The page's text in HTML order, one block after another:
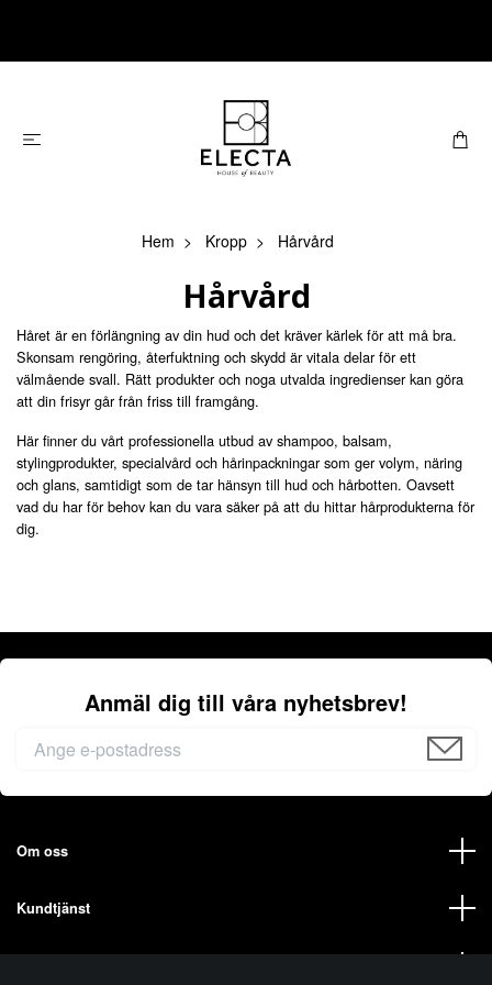
Hem Kropp Hårvård
Hårvård
Håret är en förlängning av din hud och det kräver kärlek för att må bra.
Skonsam rengöring, återfuktning och skydd är vitala delar för ett
välmående svall. Rätt produkter och noga utvalda ingredienser kan göra
att din frisyr går från friss till framgång.
Här finner du vårt professionella utbud av shampoo, balsam,
stylingprodukter, specialvård och hårinpackningar som ger volym, näring
och glans, samtidigt som de tar hänsyn till hud och hårbotten. Oavsett
vad du har för behov kan du vara säker på att du hittar hårprodukterna för
dig.
Anmäl dig till våra nyhetsbrev!
Om oss
Kundtjänst